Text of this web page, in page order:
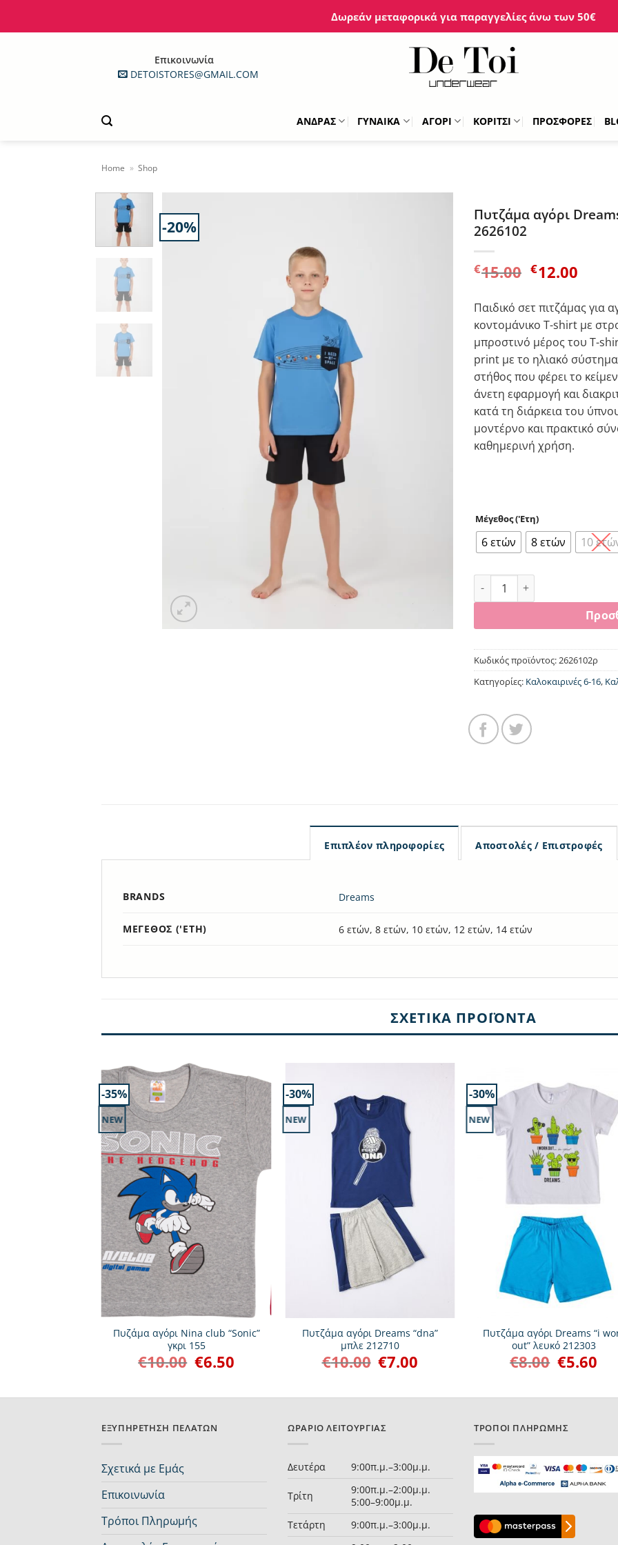
Δωρεάν μεταφορικά για παραγγελίες άνω των 50€
Επικοινωνία
DETOISTORES@GMAIL.COM
ΑΝΔΡΑΣ ΓΥΝΑΙΚΑ ΑΓΟΡΙ ΚΟΡΙΤΣΙ ΠΡΟΣΦΟΡΕΣ
Home » Shop
-20%
Πυτζάμα αγόρι
2626102
€15.00 Original
was:
€15.00.
€12.00Η
τιμή
Παιδικό σετ πιτζάμας για
κοντομάνικο T-shirt με
μπροστινό μέρος του T-
print με το ηλιακό
στήθος που φέρει το
άνετη εφαρμογή και
κατά τη διάρκεια του
μοντέρνο και πρακτικό
καθημερινή χρήση.
Μέγεθος ('Ετη)
6 ετών 8 ετών 10
Πυτζάμα αγόρι Dreams
Κωδικός προϊόντος: 2626102ρ
Κατηγορίες: Καλοκαιρινές 6-16,
Επιπλέον πληροφορίες Αποστολές / Επιστροφές
BRANDS Dreams
ΜΈΓΕΘΟΣ ('ΕΤΗ) 6 ετών, 8 ετών, 10 ετών, 12 ετών, 14 ετών
ΣΧΕΤΙΚΆ ΠΡΟΪΌΝΤΑ
-35%
NEW
+
Πυζάμα αγόρι Nina club “Sonic”
γκρι 155
€10.00 Original
price
€6.50Η
τρέχουσα
€6.50.
-30%
NEW
Πυτζάμα αγόρι Dreams “dna”
μπλε 212710
€10.00 Original
price
€7.00
€7.00.
-30%
NEW
Πυτζάμα αγόρι Dreams “i
out” λευκό 212303
€8.00 Original
price
€5.60Η
€11.20.
ΕΞΥΠΗΡΈΤΗΣΗ ΠΕΛΑΤΏΝ
Σχετικά με Εμάς
Επικοινωνία
Τρόποι Πληρωμής
ΩΡΆΡΙΟ ΛΕΙΤΟΥΡΓΊΑΣ
Δευτέρα 9:00π.μ.–3:00μ.μ.
Τρίτη
9:00π.μ.–2:00μ.μ.
5:00–9:00μ.μ.
Τετάρτη
9:00π.μ.–3:00μ.μ.
ΤΡΌΠΟΙ ΠΛΗΡΩΜΉΣ